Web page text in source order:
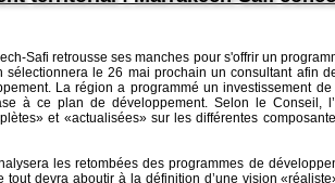
Safi retrousse ses manches pour s'offrir un
sélectionnera le 26 mai prochain un consultant afin
La région a programmé un investissement
à ce plan de développement. Selon le Conseil,
et «actualisées» sur les différentes
les retombées des programmes de
tout devra aboutir à la définition d’une vision